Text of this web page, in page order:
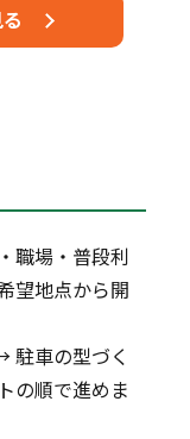
職場・普段利
望地点から開
車の型づく
の順で進めま